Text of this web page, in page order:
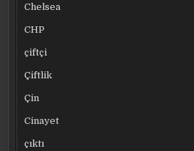
Chelsea
CHP
çiftçi
Çiftlik
Çin
Cinayet
çıktı